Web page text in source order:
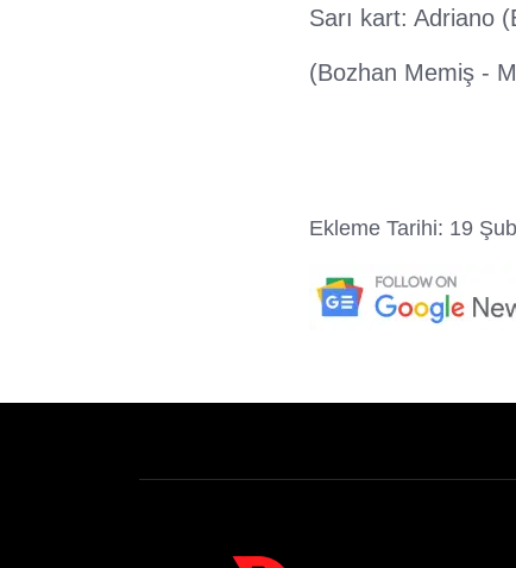
Sarı kart: Adriano
(Bozhan Memiş -
Ekleme Tarihi: 19